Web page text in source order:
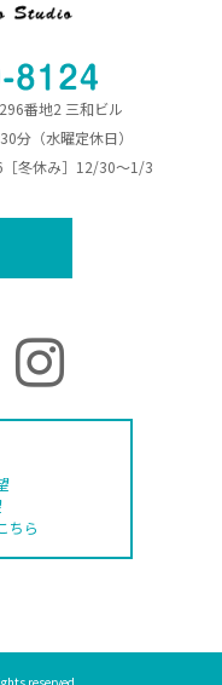
番地2 三和ビル
分（水曜定休日）
［冬休み］12/30～1/3
ちら